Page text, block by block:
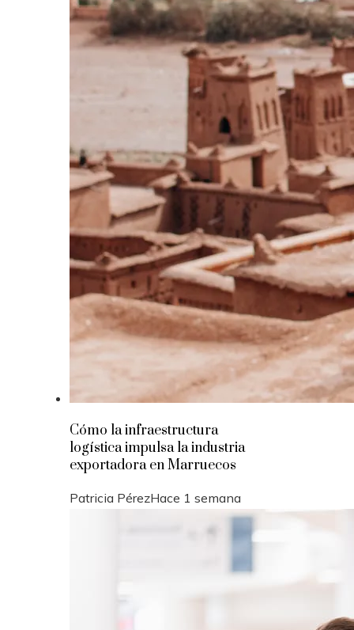
Cómo la infraestructura
logística impulsa la industria
exportadora en Marruecos
Patricia PérezHace 1 semana